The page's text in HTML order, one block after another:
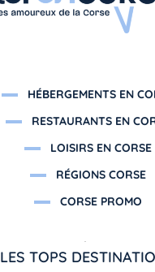
HÉBERGEMENTS EN
RESTAURANTS EN
LOISIRS EN CORSE
RÉGIONS CORSE
CORSE PROMO
LES TOPS